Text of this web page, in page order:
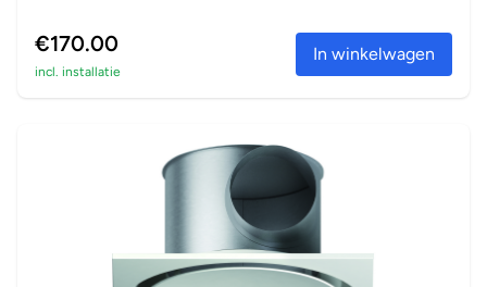
€170.00
incl. installatie
In winkelwagen